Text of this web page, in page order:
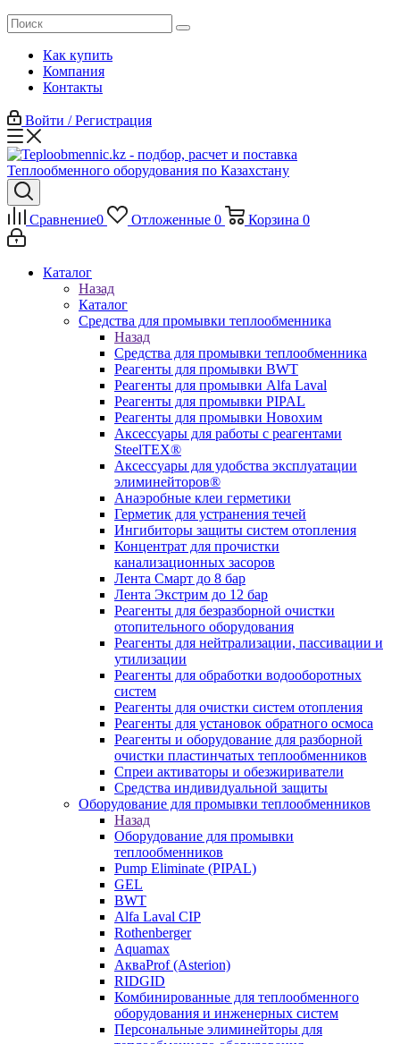
Как купить
Компания
Контакты
Войти / Регистрация
Сравнение0 Отложенные 0 Корзина 0
Каталог
Назад
Каталог
Средства для промывки теплообменника
Назад
Средства для промывки теплообменника
Реагенты для промывки BWT
Реагенты для промывки Alfa Laval
Реагенты для промывки PIPAL
Реагенты для промывки Новохим
Аксессуары для работы с реагентами
SteelTEX®
Аксессуары для удобства эксплуатации
элиминейторов®
Анаэробные клеи герметики
Герметик для устранения течей
Ингибиторы защиты систем отопления
Концентрат для прочистки
канализационных засоров
Лента Смарт до 8 бар
Лента Экстрим до 12 бар
Реагенты для безразборной очистки
отопительного оборудования
Реагенты для нейтрализации, пассивации и
утилизации
Реагенты для обработки водооборотных
систем
Реагенты для очистки систем отопления
Реагенты для установок обратного осмоса
Реагенты и оборудование для разборной
очистки пластинчатых теплообменников
Спреи активаторы и обезжириватели
Средства индивидуальной защиты
Оборудование для промывки теплообменников
Назад
Оборудование для промывки
теплообменников
Pump Eliminate (PIPAL)
GEL
BWT
Alfa Laval CIP
Rothenberger
Aquamax
АкваProf (Asterion)
RIDGID
Комбинированные для теплообменного
оборудования и инженерных систем
Персональные элиминейторы для